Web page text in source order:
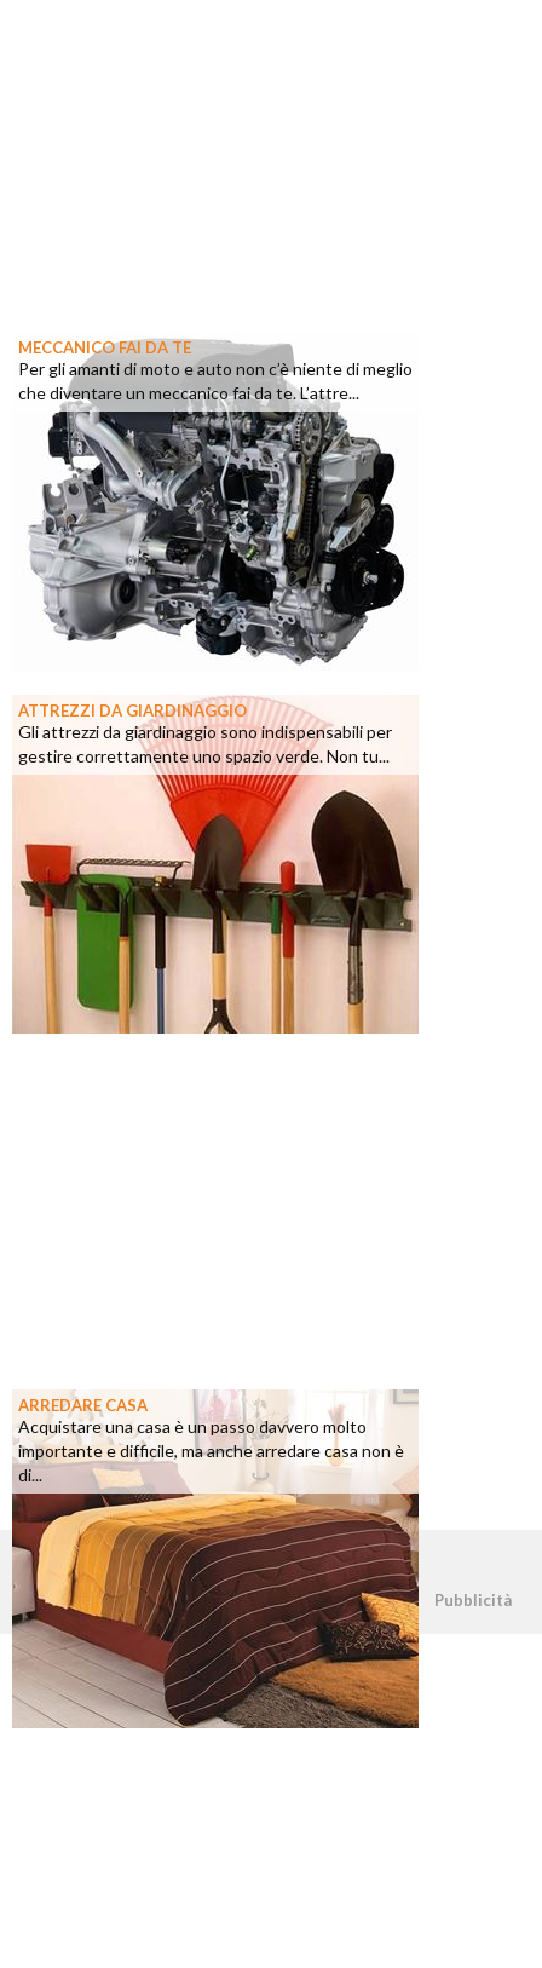
MECCANICO FAI DA TE
Per gli amanti di moto e auto non c’è niente di meglio
che diventare un meccanico fai da te. L’attre...
ATTREZZI DA GIARDINAGGIO
Gli attrezzi da giardinaggio sono indispensabili per
gestire correttamente uno spazio verde. Non tu...
ARREDARE CASA
Acquistare una casa è un passo davvero molto
importante e difficile, ma anche arredare casa non è
di...
©2026 - casapratica.net - p.iva 03338800984 Pubblicità